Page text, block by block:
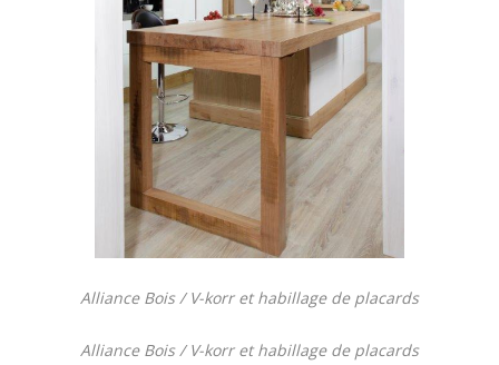
Alliance Bois / V-korr et habillage de placards
Alliance Bois / V-korr et habillage de placards